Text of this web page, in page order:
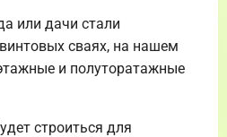
или дачи стали
сваях, на нашем
и полуторатажные
строиться для